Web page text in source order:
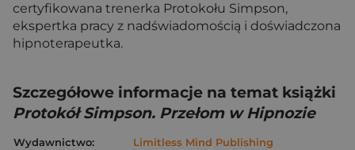
certyfikowana trenerka Protokołu Simpson,
ekspertka pracy z nadświadomością i doświadczona
hipnoterapeutka.
Szczegółowe informacje na temat książki
Protokół Simpson. Przełom w Hipnozie
Wydawnictwo:
Limitless Mind Publishing